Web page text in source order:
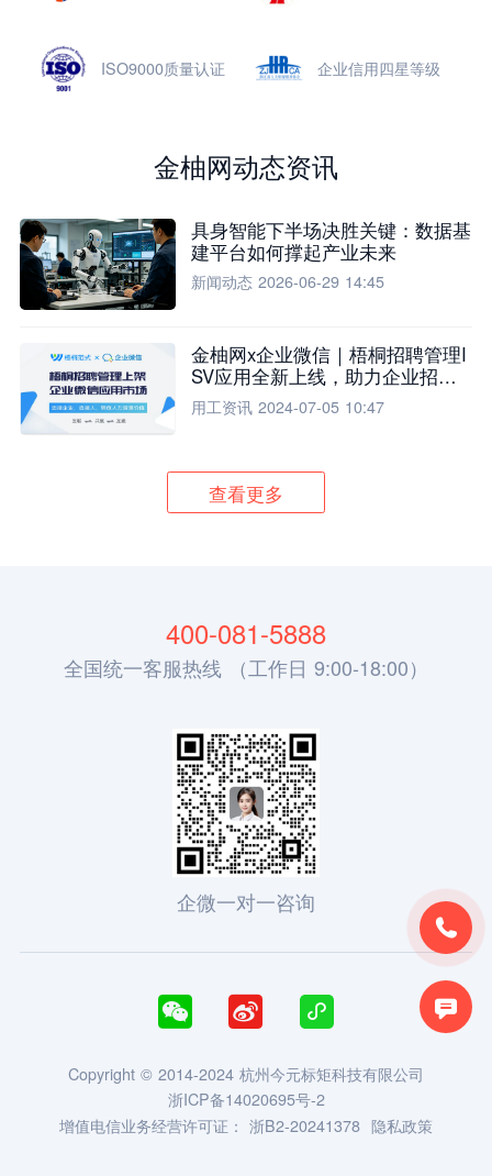
ISO9000质量认证 企业信用四星等级
金柚网动态资讯
具身智能下半场决胜关键：数据基
建平台如何撑起产业未来
新闻动态 2026-06-29 14:45
金柚网x企业微信｜梧桐招聘管理I
SV应用全新上线，助力企业招聘
流程全面升级
用工资讯 2024-07-05 10:47
查看更多


400-081-5888
全国统一客服热线 （工作日 9:00-18:00）
企微一对一咨询
  
Copyright © 2014-2024 杭州今元标矩科技有限公司
浙ICP备14020695号-2
增值电信业务经营许可证： 浙B2-20241378 隐私政策